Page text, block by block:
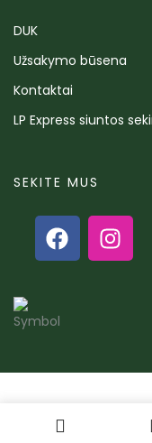
DUK
Užsakymo būsena
Kontaktai
LP Express siuntos
SEKITE MUS